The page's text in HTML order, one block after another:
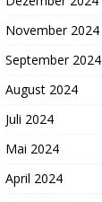
November 2024
September 2024
August 2024
Juli 2024
Mai 2024
April 2024